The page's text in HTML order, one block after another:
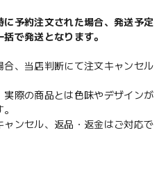
に予約注文された場合、発送予定
で発送となります。
合、当店判断にて注文キャンセル
実際の商品とは色味やデザインが
ャンセル、返品・返金はご対応で